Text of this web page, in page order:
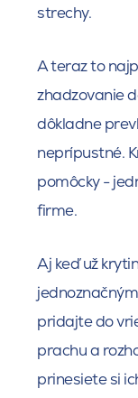
strechy.
A teraz to
zhadzovanie
dôkladne
neprípustné.
pomôcky -
firme.
Aj keď už
pridajte do
prachu a
prinesiete si